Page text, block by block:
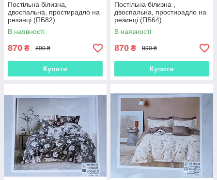
Постільна білизна,
двоспальна, простирадло на
резинці (ПБ82)
В наявності
870 ₴ 890 ₴
Купити
Постільна білизна ,
двоспальна, простирадло на
резинці (ПБ64)
В наявності
870 ₴ 890 ₴
Купити